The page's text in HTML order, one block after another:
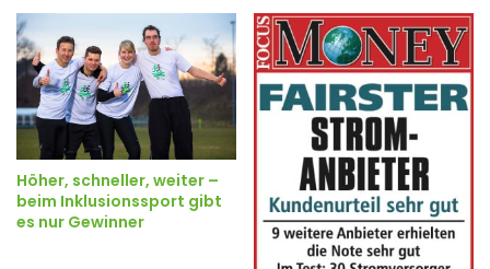
Höher, schneller, weiter –
beim Inklusionssport gibt
es nur Gewinner